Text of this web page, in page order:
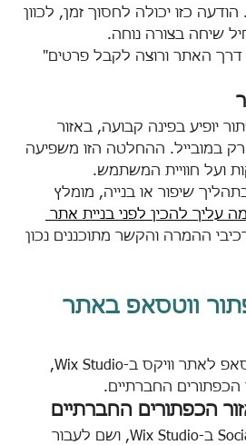
כזו יכולה לחסוך זמן, לכוון
שיחה בצורה נוחה.
האתר ורוצה לקבל פרטים"
יופיע בפינה קבועה, באזור
רק במובייל. ההחלטה הזו משפיעה
ועל חוויית המשתמש.
שיפור או בנייה, מומלץ
מה עליך להכין לפני בניית אתר
ההמרה והקשר מתוכננים נכון
ווטסאפ באתר
כדי להוסיף כפתור ווטסאפ לאתר וויקס ב-Wix Studio,
החברתיים.
יש לבחור את אזור ה-Social ב-Wix Studio, ושם לעבור